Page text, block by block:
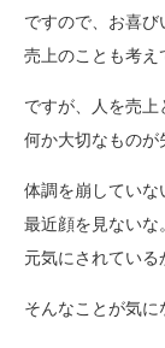
ですので、お喜び
売上のことも考え
ですが、人を売上
何か大切なものが
体調を崩していな
最近顔を見ないな
元気にされている
そんなことが気に